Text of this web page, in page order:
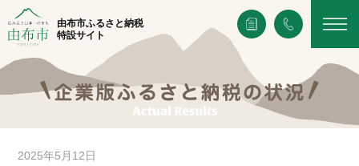
由布市ふるさと納税
特設サイト
2025年5月12日